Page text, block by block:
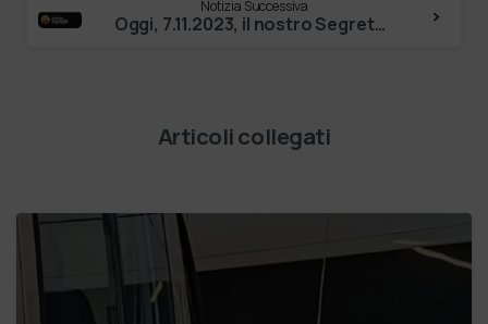
Notizia Successiva
Oggi, 7.11.2023, il nostro Segretario Generale Tomas Chiaramonte è stato invitato al consiglio di dipartimento di Ingegneria per la medicina…
Articoli collegati